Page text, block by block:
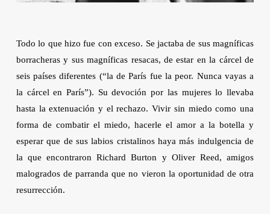
Todo lo que hizo fue con exceso. Se jactaba de sus magníficas
borracheras y sus magníficas resacas, de estar en la cárcel de
seis países diferentes (“la de París fue la peor. Nunca vayas a
la cárcel en París”). Su devoción por las mujeres lo llevaba
hasta la extenuación y el rechazo. Vivir sin miedo como una
forma de combatir el miedo, hacerle el amor a la botella y
esperar que de sus labios cristalinos haya más indulgencia de
la que encontraron Richard Burton y Oliver Reed, amigos
malogrados de parranda que no vieron la oportunidad de otra
resurrección.